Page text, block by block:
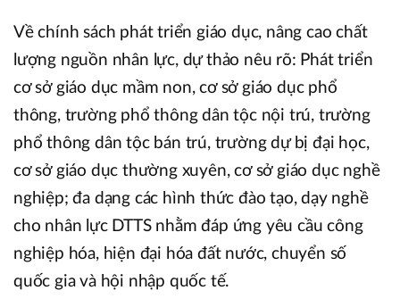
Về chính sách phát triển giáo dục, nâng cao chất
lượng nguồn nhân lực, dự thảo nêu rõ: Phát triển
cơ sở giáo dục mầm non, cơ sở giáo dục phổ
thông, trường phổ thông dân tộc nội trú, trường
phổ thông dân tộc bán trú, trường dự bị đại học,
cơ sở giáo dục thường xuyên, cơ sở giáo dục nghề
nghiệp; đa dạng các hình thức đào tạo, dạy nghề
cho nhân lực DTTS nhằm đáp ứng yêu cầu công
nghiệp hóa, hiện đại hóa đất nước, chuyển số
quốc gia và hội nhập quốc tế.